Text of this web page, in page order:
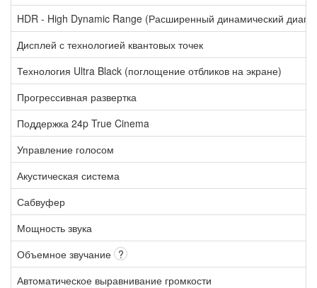
HDR - High Dynamic Range (Расширенный динамический
Дисплей с технологией квантовых точек
Технология Ultra Black (поглощение отбликов на экране)
Прогрессивная развертка
Поддержка 24p True Cinema
Управление голосом
Акустическая система
Сабвуфер
Мощность звука
Объемное звучание ?
Автоматическое выравнивание громкости